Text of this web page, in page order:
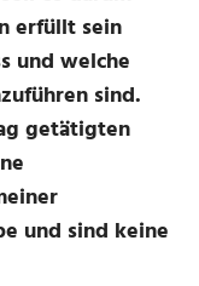
erfüllt sein
und welche
sind.
getätigten
und sind keine